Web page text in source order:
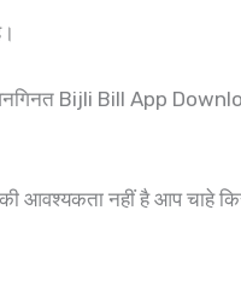
Bijli Bill App
नहीं है आप चाहे